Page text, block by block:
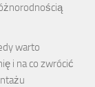
warto
i na co zwrócić